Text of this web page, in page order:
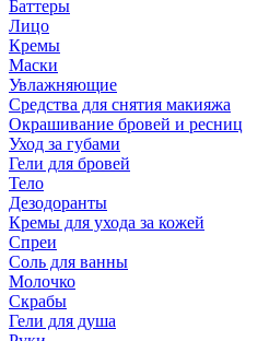
Баттеры
Лицо
Кремы
Маски
Увлажняющие
Средства для снятия макияжа
Окрашивание бровей и ресниц
Уход за губами
Гели для бровей
Тело
Дезодоранты
Кремы для ухода за кожей
Спреи
Соль для ванны
Молочко
Скрабы
Гели для душа